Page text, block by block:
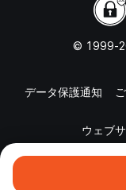
© 1999-
データ保護通知
ウェブ